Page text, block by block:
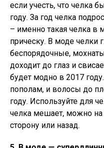
если учесть, что
году. За год челка
– именно такая челка
прическу. В моде челки
беспорядочные,
доходит до глаз и
будет модно в 2017
пополам, и волосы до
году. Используйте для
челка мешает, можно на
сторону или назад.